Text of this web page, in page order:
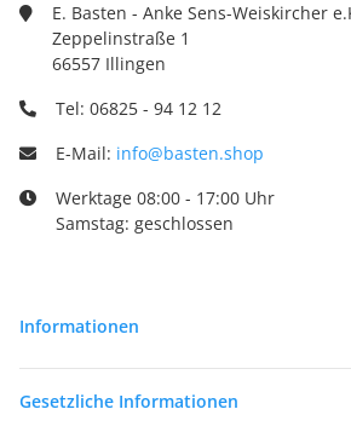
E. Basten - Anke Sens-Weiskircher
Zeppelinstraße 1
66557 Illingen
Tel: 06825 - 94 12 12
E-Mail: info@basten.shop
Werktage 08:00 - 17:00 Uhr
Samstag: geschlossen
Informationen
Gesetzliche Informationen